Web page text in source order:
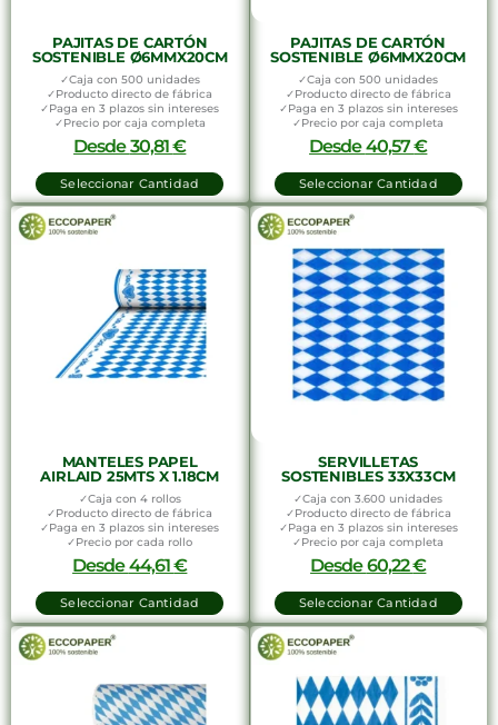
PAJITAS DE CARTÓN
SOSTENIBLE Ø6MMX20CM
✓Caja con 500 unidades
✓Producto directo de fábrica
✓Paga en 3 plazos sin intereses
✓Precio por caja completa
Desde30,81€
Seleccionar Cantidad
PAJITAS DE CARTÓN
SOSTENIBLE Ø6MMX20CM
✓Caja con 500 unidades
✓Producto directo de fábrica
✓Paga en 3 plazos sin intereses
✓Precio por caja completa
Desde40,57€
Seleccionar Cantidad
MANTELES PAPEL
AIRLAID 25MTS X 1.18CM
✓Caja con 4 rollos
✓Producto directo de fábrica
✓Paga en 3 plazos sin intereses
✓Precio por cada rollo
Desde44,61€
Seleccionar Cantidad
SERVILLETAS
SOSTENIBLES 33X33CM
✓Caja con 3.600 unidades
✓Producto directo de fábrica
✓Paga en 3 plazos sin intereses
✓Precio por caja completa
Desde60,22€
Seleccionar Cantidad